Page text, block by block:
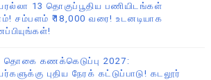
13 தொகுப்பூதிய பணியிடங்கள்
சம்பளம் ₹18,000 வரை! உடனடியாக
கணக்கெடுப்பு 2027:
புதிய நேரக் கட்டுப்பாடு! கடலூர்